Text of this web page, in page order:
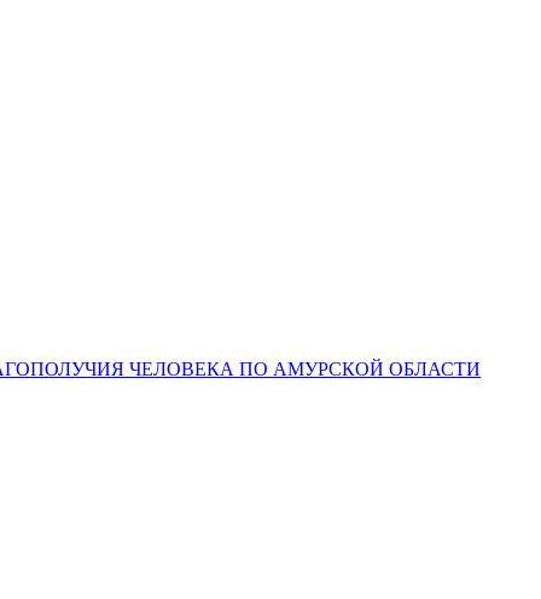
ЧЕЛОВЕКА ПО АМУРСКОЙ ОБЛАСТИ